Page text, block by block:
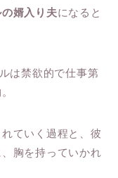
婿入り夫になると
は禁欲的で仕事第
ていく過程と、彼
胸を持っていかれ